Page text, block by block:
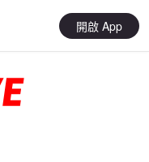
開啟 App